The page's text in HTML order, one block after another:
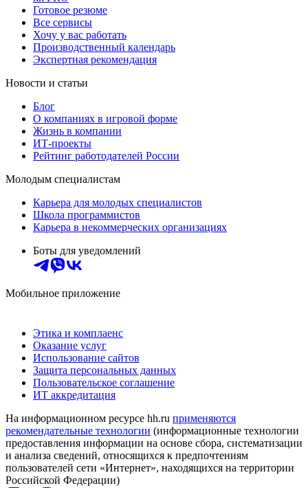
Готовое резюме
Все сервисы
Хочу у вас работать
Производственный календарь
Экспертная рекомендация
Новости и статьи
Блог
О компаниях в игровой форме
Жизнь в компании
ИТ-проекты
Рейтинг работодателей России
Молодым специалистам
Карьера для молодых специалистов
Школа программистов
Карьера в некоммерческих организациях
Боты для уведомлений
Мобильное приложение
Этика и комплаенс
Оказание услуг
Использование сайтов
Защита персональных данных
Пользовательское соглашение
ИТ аккредитация
На информационном ресурсе hh.ru применяются
рекомендательные технологии (информационные технологии
предоставления информации на основе сбора, систематизации
и анализа сведений, относящихся к предпочтениям
пользователей сети «Интернет», находящихся на территории
Российской Федерации)